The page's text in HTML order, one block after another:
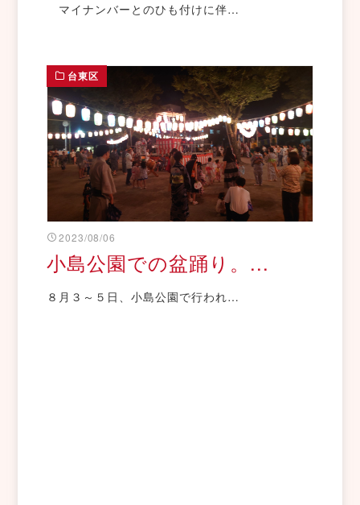
マイナンバーとのひも付けに伴…
台東区
2023/08/06
小島公園での盆踊り。...
８月３～５日、小島公園で行われ…